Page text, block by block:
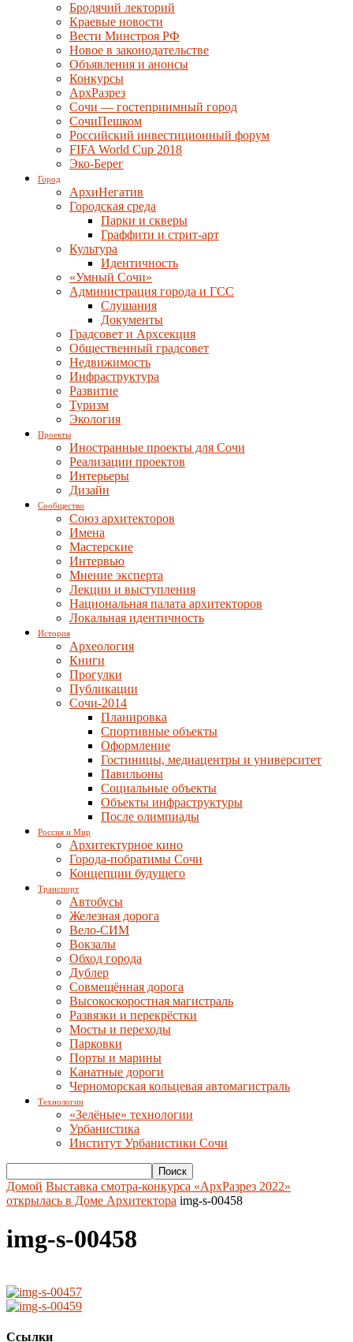
Бродячий лекторий
Краевые новости
Вести Минстроя РФ
Новое в законодательстве
Объявления и анонсы
Конкурсы
АрхРазрез
Сочи — гостеприимный город
СочиПешком
Российский инвестиционный форум
FIFA World Cup 2018
Эко-Берег
Город
АрхиНегатив
Городская среда
Парки и скверы
Граффити и стрит-арт
Культура
Идентичность
«Умный Сочи»
Администрация города и ГСС
Слушания
Документы
Градсовет и Архсекция
Общественный градсовет
Недвижимость
Инфраструктура
Развитие
Туризм
Экология
Проекты
Иностранные проекты для Сочи
Реализации проектов
Интерьеры
Дизайн
Сообщество
Союз архитекторов
Имена
Мастерские
Интервью
Мнение эксперта
Лекции и выступления
Национальная палата архитекторов
Локальная идентичность
История
Археология
Книги
Прогулки
Публикации
Сочи-2014
Планировка
Спортивные объекты
Оформление
Гостиницы, медиацентры и университет
Павильоны
Социальные объекты
Объекты инфраструктуры
После олимпиады
Россия и Мир
Архитектурное кино
Города-побратимы Сочи
Концепции будущего
Транспорт
Автобусы
Железная дорога
Вело-СИМ
Вокзалы
Обход города
Дублер
Совмещённая дорога
Высокоскоростная магистраль
Развязки и перекрёстки
Мосты и переходы
Парковки
Порты и марины
Канатные дороги
Черноморская кольцевая автомагистраль
Технологии
«Зелёные» технологии
Урбанистика
Институт Урбанистики Сочи
Домой Выставка смотра-конкурса «АрхРазрез 2022»
открылась в Доме Архитектора img-s-00458
img-s-00458
Ссылки